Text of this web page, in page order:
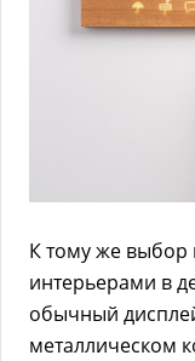
К тому же выбор
интерьерами в
обычный
металлическом